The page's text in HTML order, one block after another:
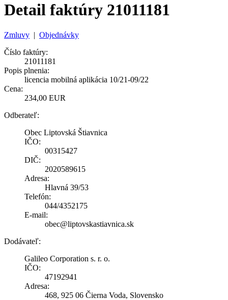
Detail faktúry 21011181
Zmluvy | Objednávky
Číslo faktúry:
21011181
Popis plnenia:
licencia mobilná aplikácia 10/21-09/22
Cena:
234,00 EUR
Odberateľ:
Obec Liptovská Štiavnica
IČO:
00315427
DIČ:
2020589615
Adresa:
Hlavná 39/53
Telefón:
044/4352175
E-mail:
obec@liptovskastiavnica.sk
Dodávateľ:
Galileo Corporation s. r. o.
IČO:
47192941
Adresa:
468, 925 06 Čierna Voda, Slovensko